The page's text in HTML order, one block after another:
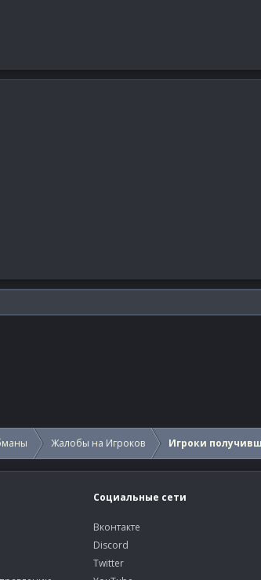
Жалобы на Игроков Игроки
Социальные сети
Вконтакте
Discord
Twitter